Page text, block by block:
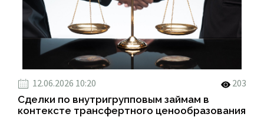
12.06.2026 10:20
203
Сделки по внутригрупповым займам в
контексте трансфертного ценообразования